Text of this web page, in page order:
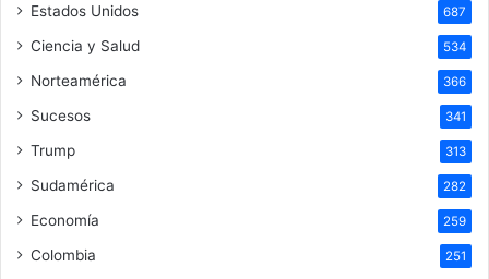
Estados Unidos 687
Ciencia y Salud 534
Norteamérica 366
Sucesos 341
Trump 313
Sudamérica 282
Economía 259
Colombia 251